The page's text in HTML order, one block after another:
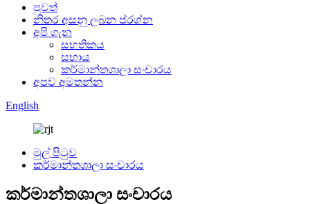
පුවත්
නිතර අසනු ලබන ප්රශ්න
අපි ගැන
සහතිකය
සහාය
කර්මාන්තශාලා සංචාරය
අපව අමතන්න
English
මුල් පිටුව
කර්මාන්තශාලා සංචාරය
කර්මාන්තශාලා සංචාරය